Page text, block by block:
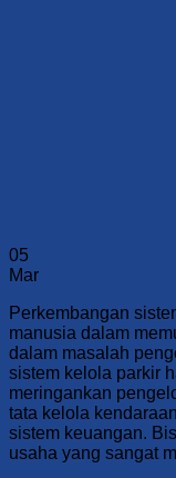
05
Mar
Perkembangan
manusia dalam
dalam masalah
sistem kelola parkir
meringankan
tata kelola
sistem keuangan.
usaha yang sangat